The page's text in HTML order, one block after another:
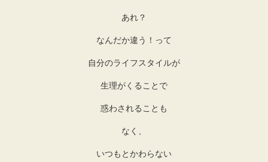
あれ？
なんだか違う！って
自分のライフスタイルが
生理がくることで
惑わされることも
なく、
いつもとかわらない